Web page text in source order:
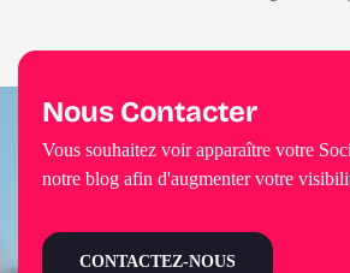
Nous Contacter
Vous souhaitez voir apparaître votre
notre blog afin d'augmenter votre
CONTACTEZ-NOUS